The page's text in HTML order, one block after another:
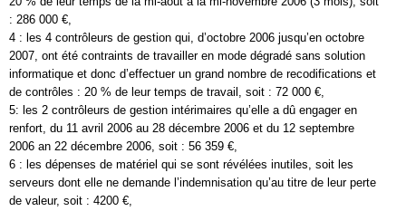
: 286 000 €,
4 : les 4 contrôleurs de gestion qui, d’octobre 2006 jusqu’en octobre
2007, ont été contraints de travailler en mode dégradé sans solution
informatique et donc d’effectuer un grand nombre de recodifications et
de contrôles : 20 % de leur temps de travail, soit : 72 000 €,
5: les 2 contrôleurs de gestion intérimaires qu’elle a dû engager en
renfort, du 11 avril 2006 au 28 décembre 2006 et du 12 septembre
2006 an 22 décembre 2006, soit : 56 359 €,
6 : les dépenses de matériel qui se sont révélées inutiles, soit les
serveurs dont elle ne demande l’indemnisation qu’au titre de leur perte
de valeur, soit : 4200 €,